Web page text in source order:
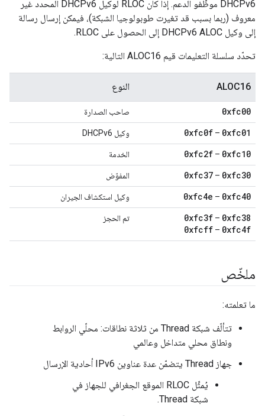
DHCPv6 موظّفو الدعم. إذا كان RLOC لوكيل DHCPv6 المحدد غير
معروف (ربما بسبب قد تغيرت طوبولوجيا الشبكة)، فيمكن إرسال رسالة
إلى وكيل DHCPv6 ALOC إلى الحصول على RLOC.
تحدّد سلسلة التعليمات قيم ALOC16 التالية:
ALOC16 النوع
0xfc00 صاحب الصدارة
0xfc01
–
0xfc0f وكيل DHCPv6
0xfc10
–
0xfc2f الخدمة
0xfc30
–
0xfc37 المفوّض
0xfc40
–
0xfc4e وكيل استكشاف الجيران
0xfc38
–
0xfc3f
0xfc4f
–
0xfcff
تم الحجز
ملخّص
ما تعلمته:
تتألّف شبكة Thread من ثلاثة نطاقات: محلّي الروابط
ونطاق محلي متداخل وعالمي
جهاز Thread يتضمّن عدة عناوين IPv6 أحادية الإرسال
يُمثِّل RLOC الموقع الجغرافي للجهاز في
شبكة Thread.